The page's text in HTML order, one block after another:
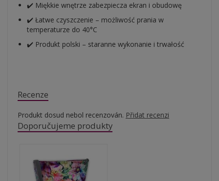
✔️ Miękkie wnętrze zabezpiecza ekran i obudowę
✔️ Łatwe czyszczenie – możliwość prania w
temperaturze do 40°C
✔️ Produkt polski – staranne wykonanie i trwałość
Recenze
Produkt dosud nebol recenzován. Přidat recenzi
Doporučujeme produkty